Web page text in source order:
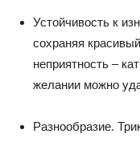
Устойчивость к
сохраняя
неприятность –
желании можно
Разнообразие.